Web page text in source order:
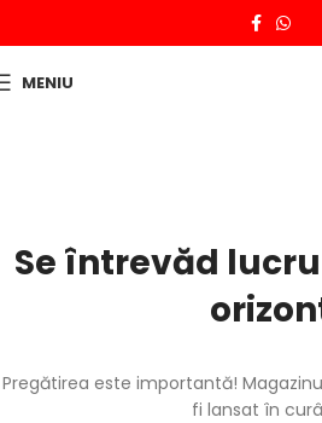
MENIU
Se întrevăd
Pregătirea este importantă!
fi lansat în